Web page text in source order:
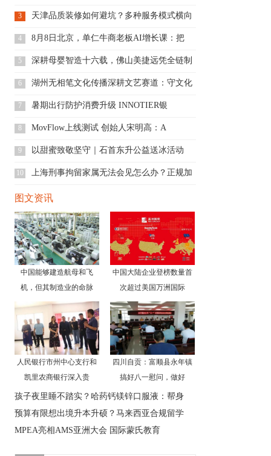
3
天津品质装修如何避坑？多种服务模式横向
4 8月8日北京，单仁牛商老板AI增长课：把
5
深耕母婴智造十六载，佛山美捷远凭全链制
造
6
湖州无相笔文化传播深耕文艺赛道：守文化
根
7 暑期出行防护消费升级 INNOTIER银
8 MovFlow上线测试 创始人宋明高：A
9 以甜蜜致敬坚守｜石首东升公益送冰活动
10
上海刑事拘留家属无法会见怎么办？正规加
图文资讯
中国能够建造航母和飞
机，但其制造业的命脉
中国大陆企业登榜数量首
次超过美国万洲国际
人民银行市州中心支行和
凯里农商银行深入贵
四川自贡：富顺县永年镇
搞好八一慰问，做好
孩子夜里睡不踏实？哈药钙镁锌口服液：帮身
预算有限想出境升本升硕？马来西亚合规留学
MPEA亮相AMS亚洲大会 国际蒙氏教育